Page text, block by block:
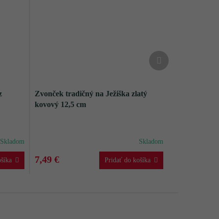
Skladom
Zvonček tradičný na Ježiška zlatý
kovový 12,5 cm
Skladom
7,49 €
Ďalší
produkt